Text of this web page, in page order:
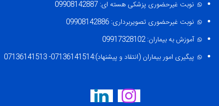
نوبت غیرحضوری پزشکی هسته ای: 09908142887
نوبت غیرحضوری تصویربرداری: 09908142886
آموزش به بیماران: 09917328102
پیگیری امور بیماران (انتقاد و پیشنهاد):07136141514- 07136141513